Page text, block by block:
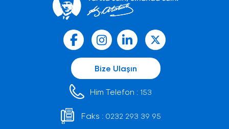
Bize Ulaşın
Him Telefon : 153
Faks : 0232 293 39 95